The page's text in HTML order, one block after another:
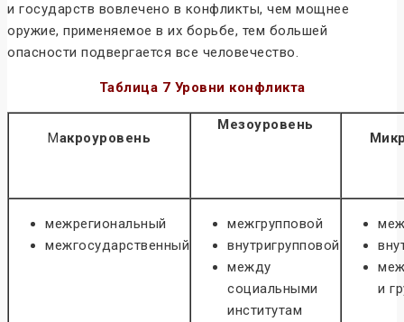
и государств вовлечено в конфликты, чем мощнее
оружие, применяемое в их борьбе, тем большей
опасности подвергается все человечество.
Таблица 7 Уровни конфликта
Макроуровень
Мезоуровень
межрегиональный
межгосударственный
межгрупповой
внутригрупповой
между
социальными
институтам
и